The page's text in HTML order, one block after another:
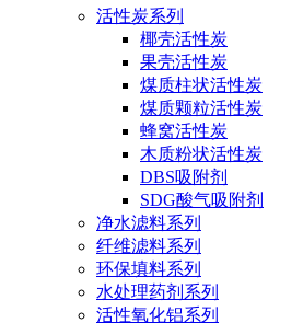
活性炭系列
椰壳活性炭
果壳活性炭
煤质柱状活性炭
煤质颗粒活性炭
蜂窝活性炭
木质粉状活性炭
DBS吸附剂
SDG酸气吸附剂
净水滤料系列
纤维滤料系列
环保填料系列
水处理药剂系列
活性氧化铝系列